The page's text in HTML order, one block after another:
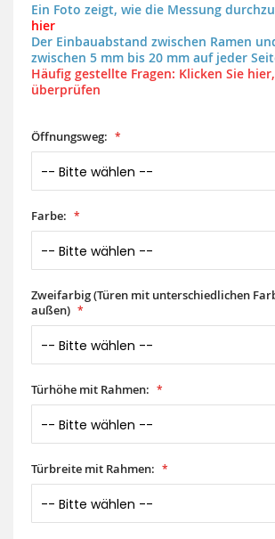
Ein Foto zeigt, wie die Messung
hier
Der Einbauabstand zwischen Ramen
zwischen 5 mm bis 20 mm auf jeder
Häufig gestellte Fragen: Klicken Sie
überprüfen
Öffnungsweg:
Farbe:
Zweifarbig (Türen mit unterschiedlichen
außen)
Türhöhe mit Rahmen:
Türbreite mit Rahmen: